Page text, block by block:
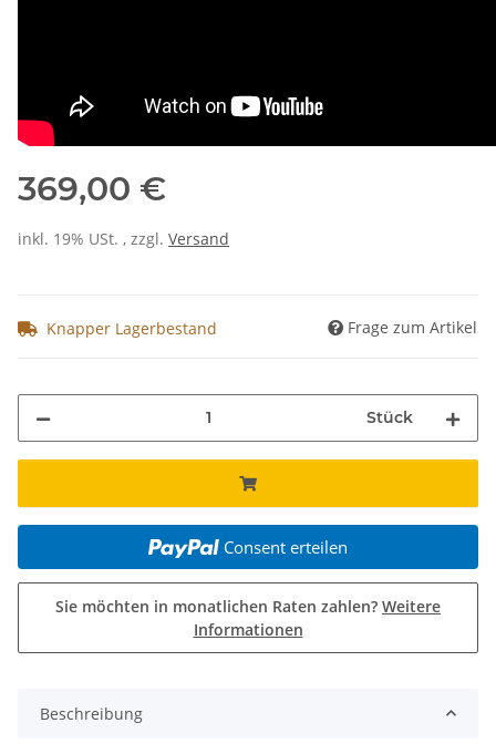
369,00 €
inkl. 19% USt. , zzgl. Versand
Knapper Lagerbestand Frage zum Artikel
Stück
Consent erteilen
Sie möchten in monatlichen Raten zahlen? Weitere
Informationen
Beschreibung